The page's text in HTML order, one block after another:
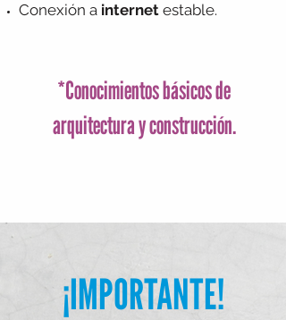
Conexión a internet estable.
*Conocimientos básicos de
arquitectura y construcción.
¡IMPORTANTE!